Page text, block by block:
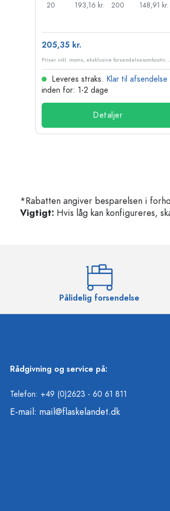
20
193,16 kr.
200
148,91 kr.
205,35 kr.
riser inkl. moms,
Leveres straks. Klar til afsendelse
inden for: 1-2 dage
Detaljer
*Rabatten angiver besparelsen i
Vigtigt: Hvis låg kan konfigureres,
Pålidelig forsendelse
Rådgivning og service på:
Telefon: +49 (0)2623 - 60 61 811
E-mail: mail@flaskelandet.dk